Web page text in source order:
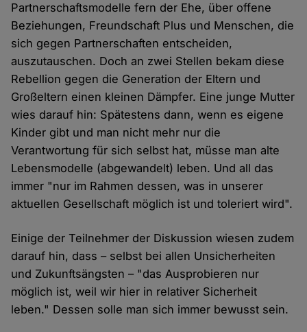
Partnerschaftsmodelle fern der Ehe, über offene
Beziehungen, Freundschaft Plus und Menschen, die
sich gegen Partnerschaften entscheiden,
auszutauschen. Doch an zwei Stellen bekam diese
Rebellion gegen die Generation der Eltern und
Großeltern einen kleinen Dämpfer. Eine junge Mutter
wies darauf hin: Spätestens dann, wenn es eigene
Kinder gibt und man nicht mehr nur die
Verantwortung für sich selbst hat, müsse man alte
Lebensmodelle (abgewandelt) leben. Und all das
immer "nur im Rahmen dessen, was in unserer
aktuellen Gesellschaft möglich ist und toleriert wird".
Einige der Teilnehmer der Diskussion wiesen zudem
darauf hin, dass – selbst bei allen Unsicherheiten
und Zukunftsängsten – "das Ausprobieren nur
möglich ist, weil wir hier in relativer Sicherheit
leben." Dessen solle man sich immer bewusst sein.